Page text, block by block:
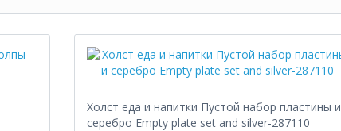
Холст еда и напитки Пустой набор пластины и
серебро Empty plate set and silver-287110